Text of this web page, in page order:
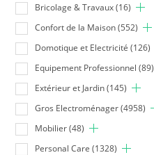
Bricolage & Travaux (16)
Confort de la Maison (552)
Domotique et Electricité (126)
Equipement Professionnel (89)
Extérieur et Jardin (145)
Gros Electroménager (4958)
Mobilier (48)
Personal Care (1328)